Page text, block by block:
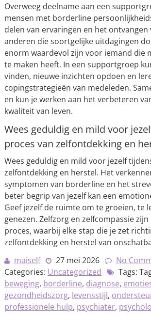
Overweeg deelname aan een
mensen met borderline
delen van ervaringen en het ontvangen
anderen die soortgelijke uitdagingen
enorm waardevol zijn voor iemand die
te maken heeft. In een supportgroep
vinden, nieuwe inzichten opdoen en
copingstrategieën van medeleden.
en kun je werken aan het verbeteren
kwaliteit van leven.
Wees geduldig en mild voor
proces van zelfontdekking en
Wees geduldig en mild voor jezelf
zelfontdekking en herstel. Het
symptomen van borderline en het
beter begrip van jezelf kan een
Geef jezelf de ruimte om te groeien, te
genezen. Zelfzorg en zelfcompassie
proces, waarbij elke stap die je zet
zelfontdekking en herstel van
maiself
27 mei 2026
No
Categories: Uncategorized Tags:
beweging, borderline, diagnose,
gezondheidszorg, levensstijl,
professionele hulp, psychiater,